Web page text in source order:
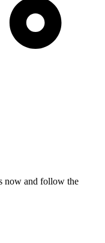
now and follow the